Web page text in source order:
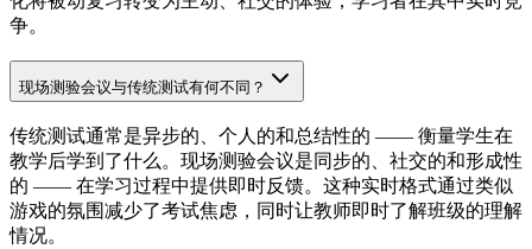
争。
现场测验会议与传统测试有何不同？
传统测试通常是异步的、个人的和总结性的 —— 衡量学生在
教学后学到了什么。现场测验会议是同步的、社交的和形成性
的 —— 在学习过程中提供即时反馈。这种实时格式通过类似
游戏的氛围减少了考试焦虑，同时让教师即时了解班级的理解
情况。